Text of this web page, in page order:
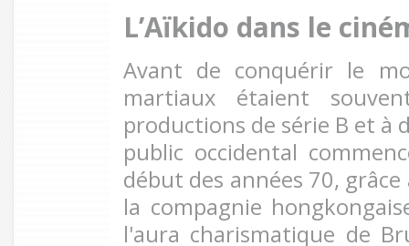
L’Aïkido dans le
Avant de conquérir le
martiaux étaient
productions de série B et à
public occidental
début des années 70,
la compagnie
l'aura charismatique de